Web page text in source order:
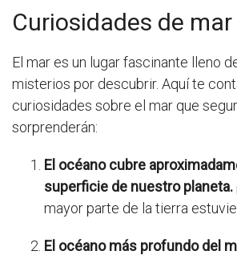
Curiosidades de
El mar es un lugar fascinante lleno
misterios por descubrir. Aquí te
curiosidades sobre el mar que
sorprenderán:
El océano cubre
superficie de nuestro planeta.
mayor parte de la tierra
El océano más profundo del